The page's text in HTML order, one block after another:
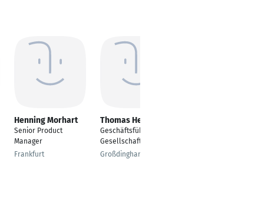
Henning Morhart
Senior Product
Manager
Frankfurt
Thomas Heger
Geschäftsführender
Gesellschafter
Großdingharting